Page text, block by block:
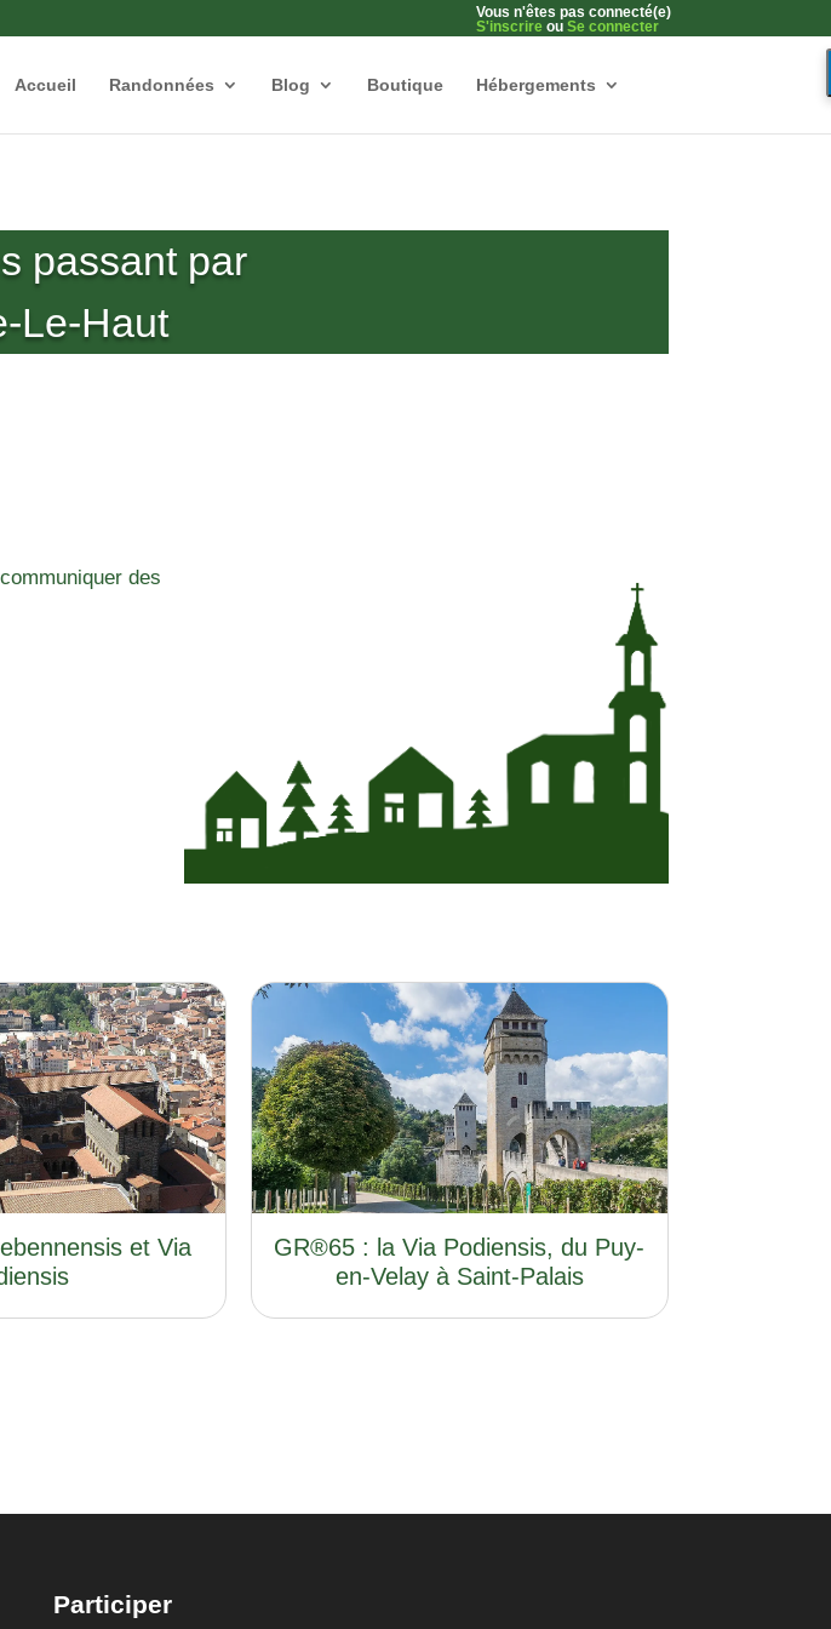
Vous n'êtes pas connecté(e)
S'inscrire ou Se connecter
Accueil Randonnées Blog Boutique Hébergements
passant par
Le-Haut
des
et Via
GR®65 : la Via Podiensis, du Puy-
en-Velay à Saint-Palais
Participer